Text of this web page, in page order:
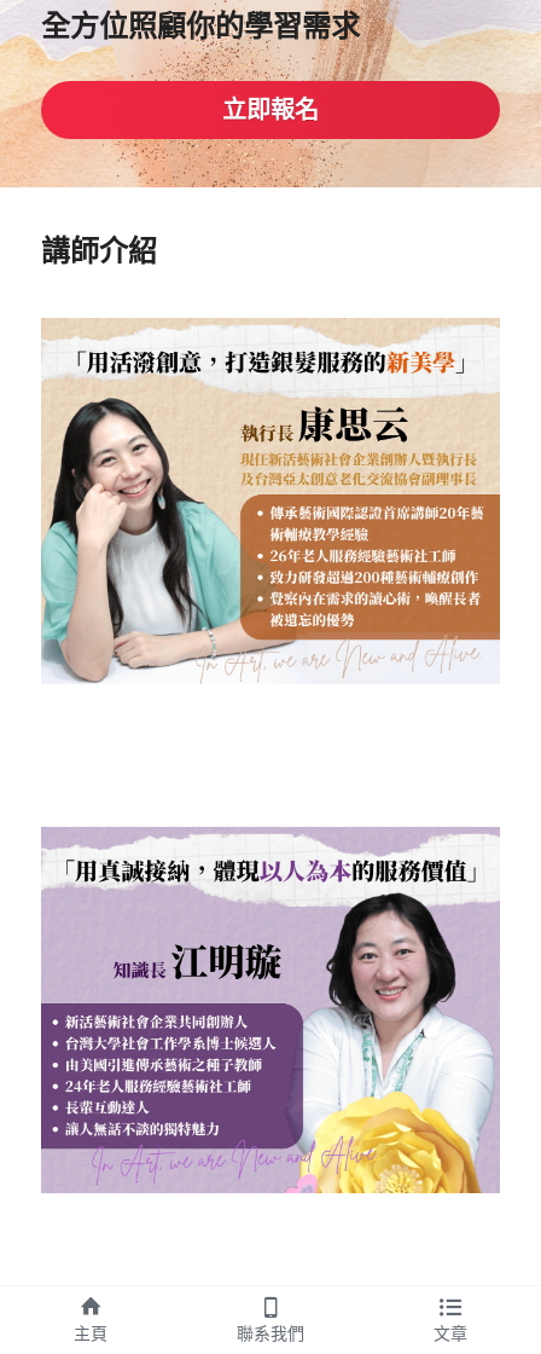
全方位照顧你的學習需求
立即報名
講師介紹
主頁 聯系我們 文章